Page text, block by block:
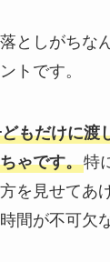
としがちな
トです。
もだけに渡
ゃです。特
を見せてあ
間が不可欠